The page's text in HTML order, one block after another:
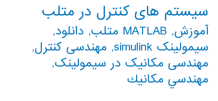
سیستم های کنترل در متلب
آموزش, MATLAB متلب , دانلود,
سیمولینک simulink
, مهندسی کنترل,
مهندسی مکانیک در سیمولینک,
مهندسي مكانيك